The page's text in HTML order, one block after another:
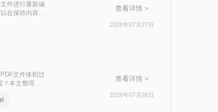
件进行重新编
在保持内容可
查看详情 >
2026年07月27日
文件体积过
本文整理了4
查看详情 >
2026年07月26日